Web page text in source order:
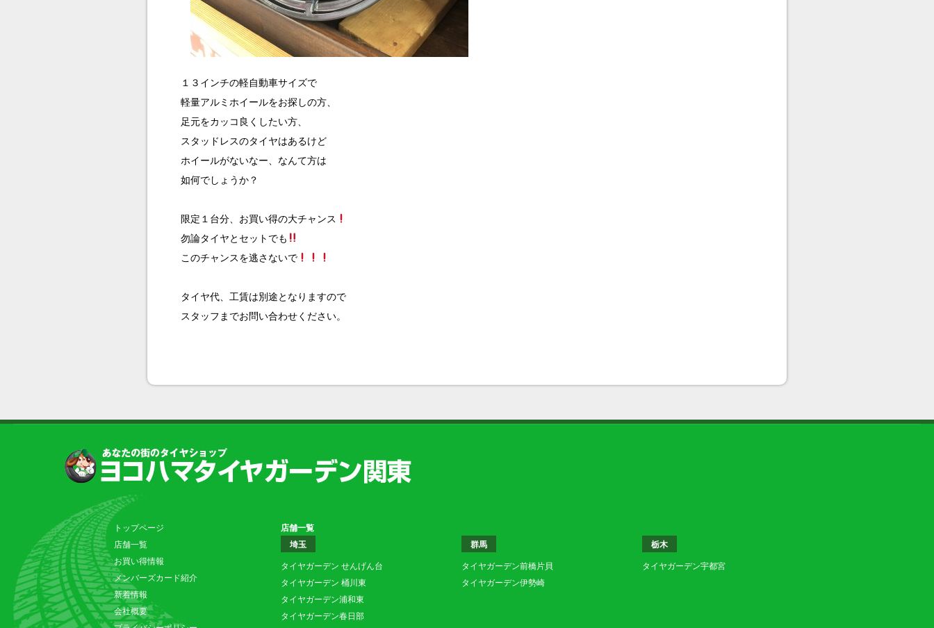
１３インチの軽自動車サイズで
軽量アルミホイールをお探しの方、
足元をカッコ良くしたい方、
スタッドレスのタイヤはあるけど
ホイールがないなー、なんて方は
如何でしょうか？
限定１台分、お買い得の大チャンス
勿論タイヤとセットでも
このチャンスを逃さないで
タイヤ代、工賃は別途となりますので
スタッフまでお問い合わせください。
トップページ
店舗一覧
お買い得情報
メンバーズカード紹介
新着情報
会社概要
店舗一覧
埼玉
タイヤガーデン せんげん台
タイヤガーデン 桶川東
タイヤガーデン浦和東
タイヤガーデン春日部
群馬
タイヤガーデン前橋片貝
タイヤガーデン伊勢崎
栃木
タイヤガーデン宇都宮